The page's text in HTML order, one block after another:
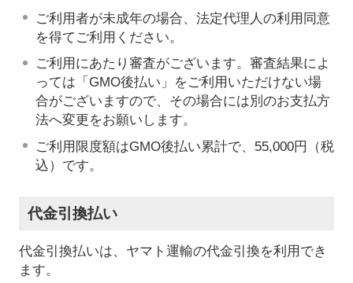
ご利用者が未成年の場合、法定代理人の利用同意
を得てご利用ください。
ご利用にあたり審査がございます。審査結果によ
っては「GMO後払い」をご利用いただけない場
合がございますので、その場合には別のお支払方
法へ変更をお願いします。
ご利用限度額はGMO後払い累計で、55,000円（税
込）です。
代金引換払い
代金引換払いは、ヤマト運輸の代金引換を利用でき
ます。